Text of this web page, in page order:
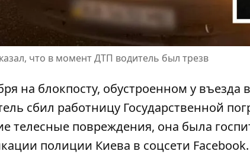
что в момент ДТП водитель был трезв
на блокпосту, обустроенном у въезда
сбил работницу Государственной
телесные повреждения, она была
полиции Киева в соцсети Facebook.